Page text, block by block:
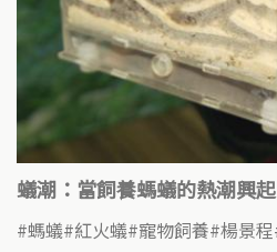
蟻潮：當飼養螞蟻的熱潮興起
螞蟻 紅火蟻 寵物飼養 楊景程